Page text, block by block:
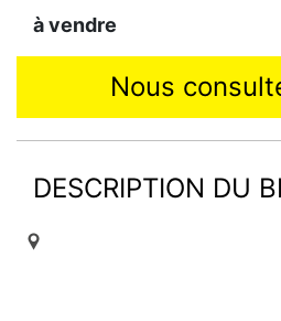
à vendre
Nous
DESCRIPTION DU